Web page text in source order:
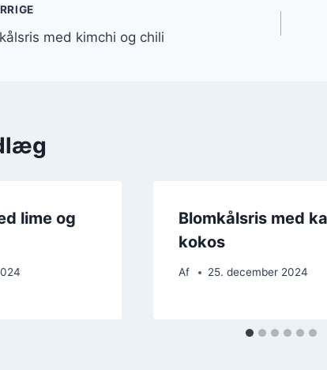
med kimchi og chili
lime og
Blomkålsris med
kokos
Af 25. december 2024